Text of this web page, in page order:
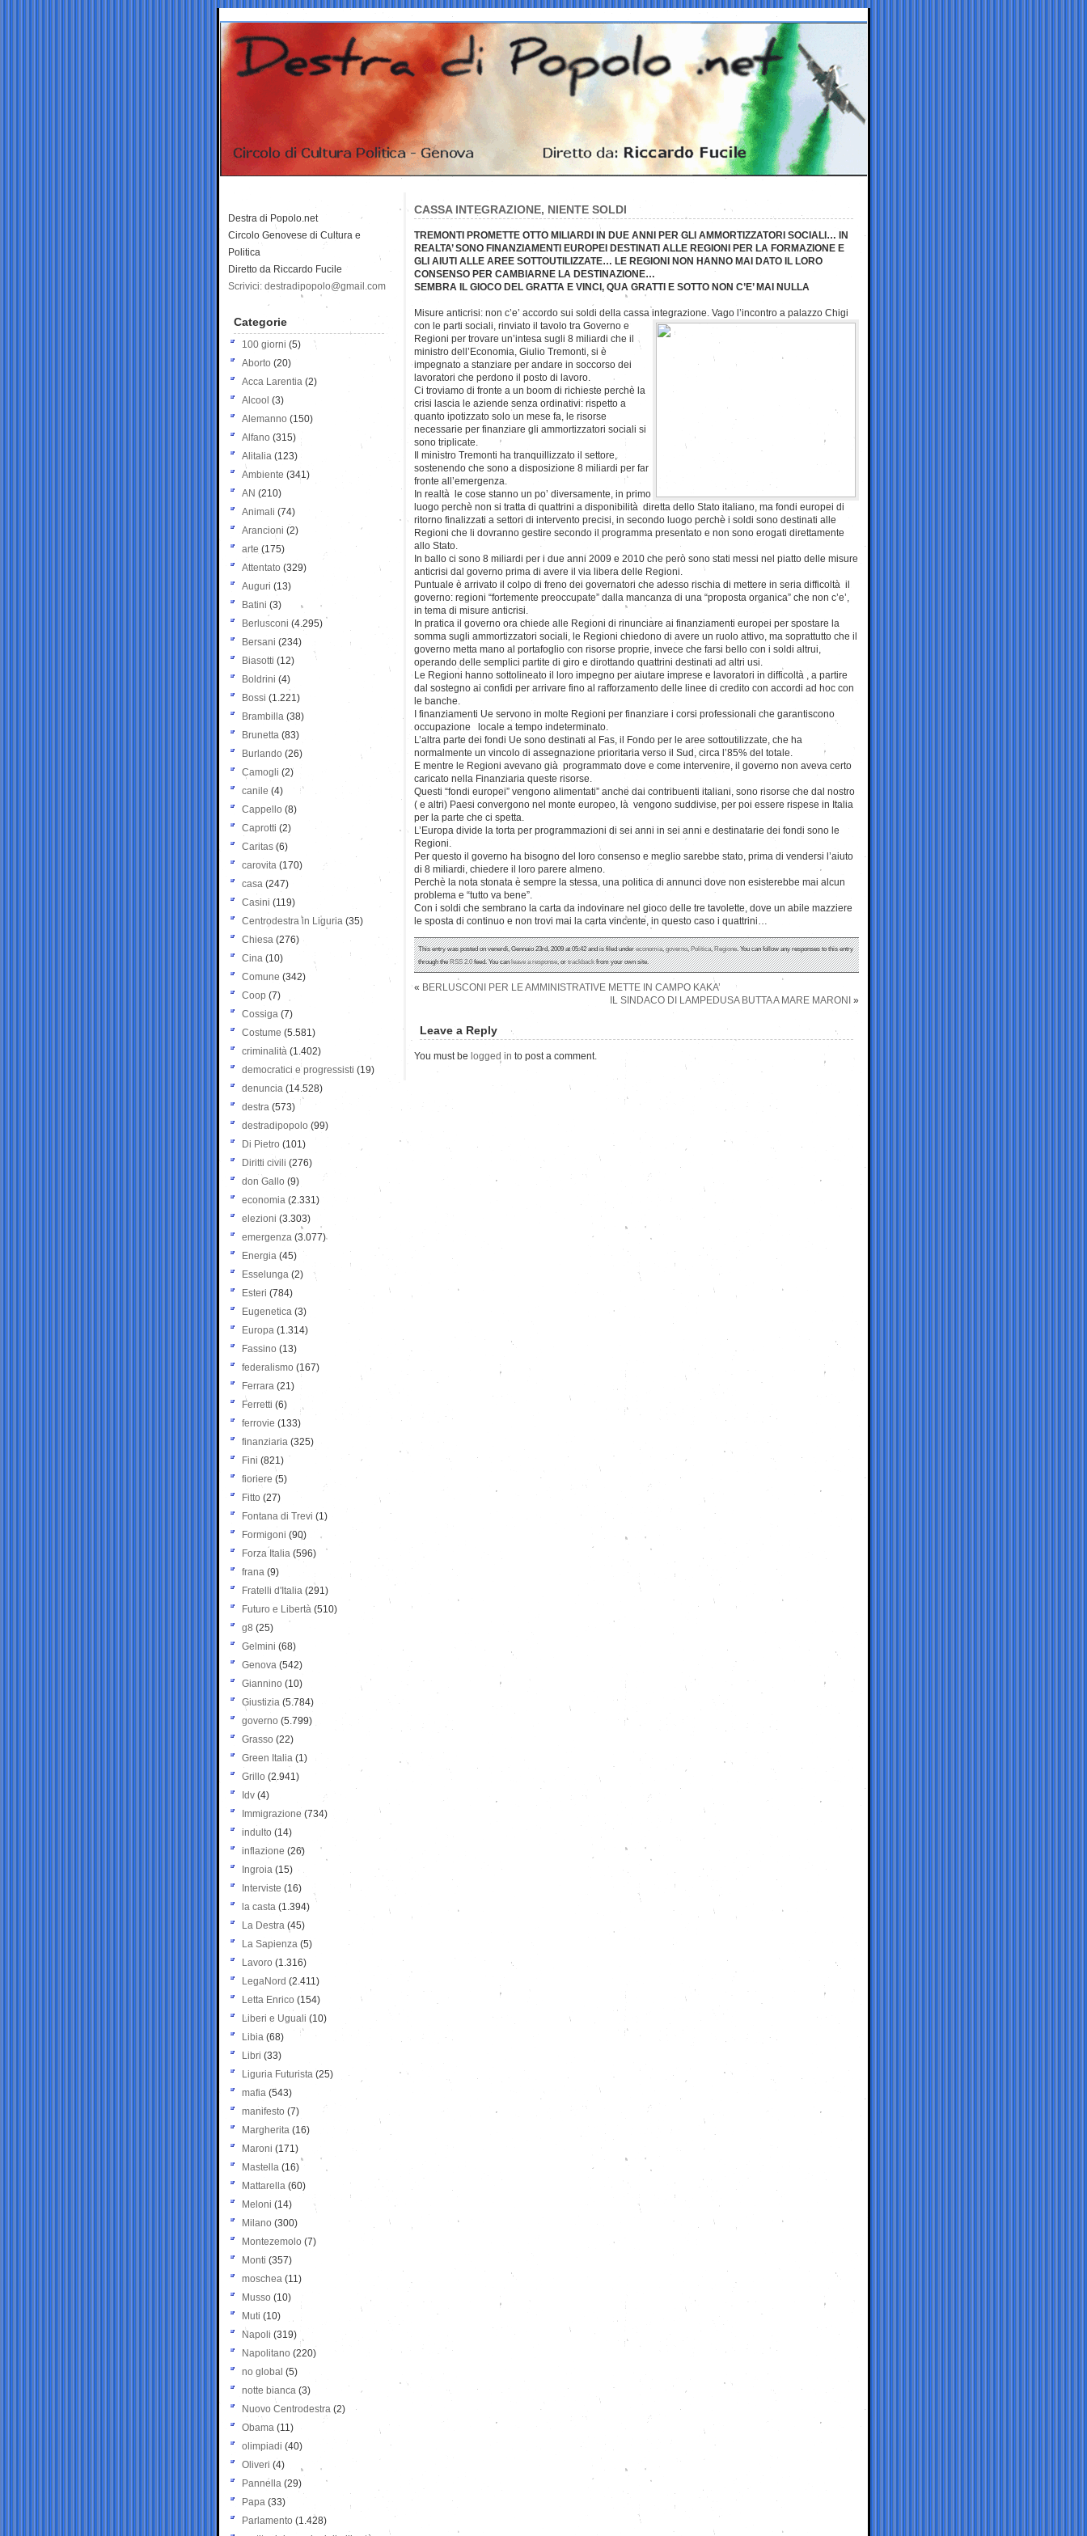
CASSA INTEGRAZIONE, NIENTE SOLDI
TREMONTI PROMETTE OTTO MILIARDI IN DUE ANNI PER GLI AMMORTIZZATORI SOCIALI… IN
REALTA’ SONO FINANZIAMENTI EUROPEI DESTINATI ALLE REGIONI PER LA FORMAZIONE E
GLI AIUTI ALLE AREE SOTTOUTILIZZATE… LE REGIONI NON HANNO MAI DATO IL LORO
CONSENSO PER CAMBIARNE LA DESTINAZIONE…
SEMBRA IL GIOCO DEL GRATTA E VINCI, QUA GRATTI E SOTTO NON C’E’ MAI NULLA
Misure anticrisi: non c’e’ accordo sui soldi della cassa integrazione. Vago l’incontro a palazzo Chigi
con le parti sociali, rinviato il tavolo tra Governo e
Regioni per trovare un’intesa sugli 8 miliardi che il
ministro dell’Economia, Giulio Tremonti, si è
impegnato a stanziare per andare in soccorso dei
lavoratori che perdono il posto di lavoro.
Ci troviamo di fronte a un boom di richieste perchè la
crisi lascia le aziende senza ordinativi: rispetto a
quanto ipotizzato solo un mese fa, le risorse
necessarie per finanziare gli ammortizzatori sociali si
sono triplicate.
Il ministro Tremonti ha tranquillizzato il settore,
sostenendo che sono a disposizione 8 miliardi per far
fronte all’emergenza.
In realtà le cose stanno un po’ diversamente, in primo
luogo perchè non si tratta di quattrini a disponibilità diretta dello Stato italiano, ma fondi europei di
ritorno finalizzati a settori di intervento precisi, in secondo luogo perchè i soldi sono destinati alle
Regioni che li dovranno gestire secondo il programma presentato e non sono erogati direttamente
allo Stato.
In ballo ci sono 8 miliardi per i due anni 2009 e 2010 che però sono stati messi nel piatto delle misure
anticrisi dal governo prima di avere il via libera delle Regioni.
Puntuale è arrivato il colpo di freno dei governatori che adesso rischia di mettere in seria difficoltà il
governo: regioni “fortemente preoccupate” dalla mancanza di una “proposta organica” che non c’e’,
in tema di misure anticrisi.
In pratica il governo ora chiede alle Regioni di rinunciare ai finanziamenti europei per spostare la
somma sugli ammortizzatori sociali, le Regioni chiedono di avere un ruolo attivo, ma soprattutto che il
governo metta mano al portafoglio con risorse proprie, invece che farsi bello con i soldi altrui,
operando delle semplici partite di giro e dirottando quattrini destinati ad altri usi.
Le Regioni hanno sottolineato il loro impegno per aiutare imprese e lavoratori in difficoltà , a partire
dal sostegno ai confidi per arrivare fino al rafforzamento delle linee di credito con accordi ad hoc con
le banche.
I finanziamenti Ue servono in molte Regioni per finanziare i corsi professionali che garantiscono
occupazione locale a tempo indeterminato.
L’altra parte dei fondi Ue sono destinati al Fas, il Fondo per le aree sottoutilizzate, che ha
normalmente un vincolo di assegnazione prioritaria verso il Sud, circa l’85% del totale.
E mentre le Regioni avevano già programmato dove e come intervenire, il governo non aveva certo
caricato nella Finanziaria queste risorse.
Questi “fondi europei” vengono alimentati” anche dai contribuenti italiani, sono risorse che dal nostro
( e altri) Paesi convergono nel monte europeo, là vengono suddivise, per poi essere rispese in Italia
per la parte che ci spetta.
L’Europa divide la torta per programmazioni di sei anni in sei anni e destinatarie dei fondi sono le
Regioni.
Per questo il governo ha bisogno del loro consenso e meglio sarebbe stato, prima di vendersi l’aiuto
di 8 miliardi, chiedere il loro parere almeno.
Perchè la nota stonata è sempre la stessa, una politica di annunci dove non esisterebbe mai alcun
problema e “tutto va bene”.
Con i soldi che sembrano la carta da indovinare nel gioco delle tre tavolette, dove un abile mazziere
le sposta di continuo e non trovi mai la carta vincente, in questo caso i quattrini…
This entry was posted on venerdì, Gennaio 23rd, 2009 at 05:42 and is filed undereconomia,governo,Politica,Regione. You can follow any responses to this entry
through theRSS 2.0feed. You canleave a response, ortrackbackfrom your own site.
« BERLUSCONI PER LE AMMINISTRATIVE METTE IN CAMPO KAKA’
IL SINDACO DI LAMPEDUSA BUTTA A MARE MARONI »
Leave a Reply
You must be logged in to post a comment.
Destra di Popolo.net
Circolo Genovese di Cultura e
Politica
Diretto da Riccardo Fucile
Scrivici: destradipopolo@gmail.com
Categorie
100 giorni (5)
Aborto (20)
Acca Larentia (2)
Alcool (3)
Alemanno (150)
Alfano (315)
Alitalia (123)
Ambiente (341)
AN (210)
Animali (74)
Arancioni (2)
arte (175)
Attentato (329)
Auguri (13)
Batini (3)
Berlusconi (4.295)
Bersani (234)
Biasotti (12)
Boldrini (4)
Bossi (1.221)
Brambilla (38)
Brunetta (83)
Burlando (26)
Camogli (2)
canile (4)
Cappello (8)
Caprotti (2)
Caritas (6)
carovita (170)
casa (247)
Casini (119)
Centrodestra in Liguria (35)
Chiesa (276)
Cina (10)
Comune (342)
Coop (7)
Cossiga (7)
Costume (5.581)
criminalità (1.402)
democratici e progressisti (19)
denuncia (14.528)
destra (573)
destradipopolo (99)
Di Pietro (101)
Diritti civili (276)
don Gallo (9)
economia (2.331)
elezioni (3.303)
emergenza (3.077)
Energia (45)
Esselunga (2)
Esteri (784)
Eugenetica (3)
Europa (1.314)
Fassino (13)
federalismo (167)
Ferrara (21)
Ferretti (6)
ferrovie (133)
finanziaria (325)
Fini (821)
fioriere (5)
Fitto (27)
Fontana di Trevi (1)
Formigoni (90)
Forza Italia (596)
frana (9)
Fratelli d'Italia (291)
Futuro e Libertà (510)
g8 (25)
Gelmini (68)
Genova (542)
Giannino (10)
Giustizia (5.784)
governo (5.799)
Grasso (22)
Green Italia (1)
Grillo (2.941)
Idv (4)
Immigrazione (734)
indulto (14)
inflazione (26)
Ingroia (15)
Interviste (16)
la casta (1.394)
La Destra (45)
La Sapienza (5)
Lavoro (1.316)
LegaNord (2.411)
Letta Enrico (154)
Liberi e Uguali (10)
Libia (68)
Libri (33)
Liguria Futurista (25)
mafia (543)
manifesto (7)
Margherita (16)
Maroni (171)
Mastella (16)
Mattarella (60)
Meloni (14)
Milano (300)
Montezemolo (7)
Monti (357)
moschea (11)
Musso (10)
Muti (10)
Napoli (319)
Napolitano (220)
no global (5)
notte bianca (3)
Nuovo Centrodestra (2)
Obama (11)
olimpiadi (40)
Oliveri (4)
Pannella (29)
Papa (33)
Parlamento (1.428)